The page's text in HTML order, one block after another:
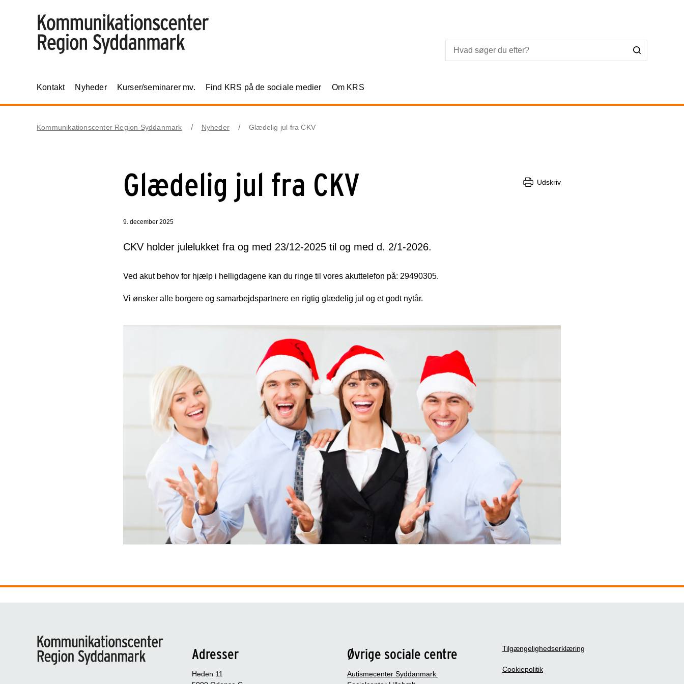
Kontakt Nyheder Kurser/seminarer mv. Find KRS på de sociale medier Om KRS
Kommunikationscenter Region Syddanmark Nyheder Glædelig jul fra CKV
Glædelig jul fra CKV Udskriv
9. december 2025
CKV holder julelukket fra og med 23/12-2025 til og med d. 2/1-2026.
Ved akut behov for hjælp i helligdagene kan du ringe til vores akuttelefon på: 29490305.
Vi ønsker alle borgere og samarbejdspartnere en rigtig glædelig jul og et godt nytår.
Adresser
Heden 11
Øvrige sociale centre
Autismecenter Syddanmark
Tilgængelighedserklæring
Cookiepolitik